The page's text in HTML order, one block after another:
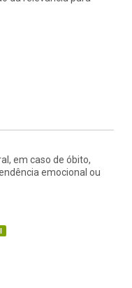
em caso de óbito,
emocional ou